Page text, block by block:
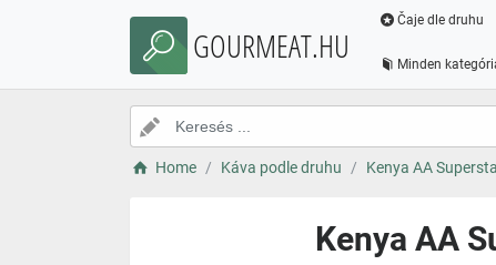
GOURMEAT.HU
Čaje dle druhu
Minden
Home Káva podle druhu Kenya AA
Kenya AA